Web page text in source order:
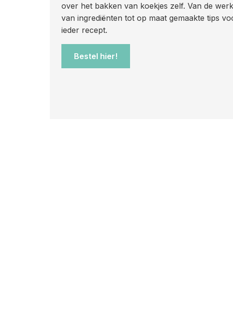
over het bakken van koekjes zelf. Van de
van ingrediënten tot op maat gemaakte tips
ieder recept.
Bestel hier!